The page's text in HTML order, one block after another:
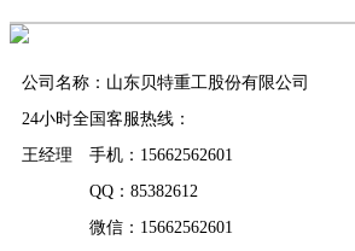
公司名称：山东贝特重工股份有限公司
24小时全国客服热线：
王经理 手机：15662562601
QQ：85382612
微信：15662562601